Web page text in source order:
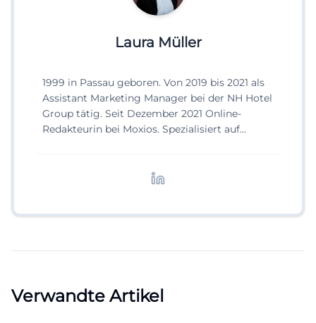
Laura Müller
1999 in Passau geboren. Von 2019 bis 2021 als
Assistant Marketing Manager bei der NH Hotel
Group tätig. Seit Dezember 2021 Online-
Redakteurin bei Moxios. Spezialisiert auf
Verwandte Artikel